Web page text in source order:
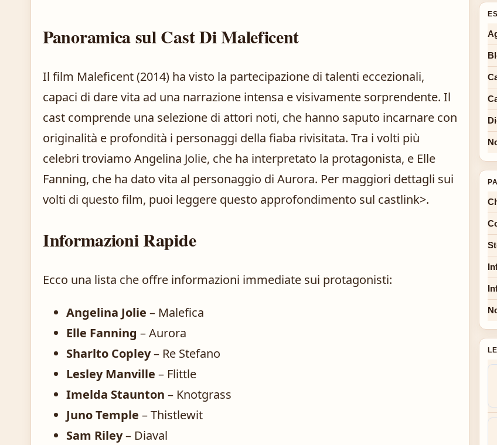
Panoramica sul Cast Di Maleficent
Il film Maleficent (2014) ha visto la partecipazione di talenti eccezionali,
capaci di dare vita ad una narrazione intensa e visivamente sorprendente. Il
cast comprende una selezione di attori noti, che hanno saputo incarnare con
originalità e profondità i personaggi della fiaba rivisitata. Tra i volti più
celebri troviamo Angelina Jolie, che ha interpretato la protagonista, e Elle
Fanning, che ha dato vita al personaggio di Aurora. Per maggiori dettagli sui
volti di questo film, puoi leggere questo approfondimento sul castlink>.
Informazioni Rapide
Ecco una lista che offre informazioni immediate sui protagonisti:
Angelina Jolie – Malefica
Elle Fanning – Aurora
Sharlto Copley– Re Stefano
Lesley Manville – Flittle
Imelda Staunton – Knotgrass
Juno Temple – Thistlewit
Sam Riley– Diaval